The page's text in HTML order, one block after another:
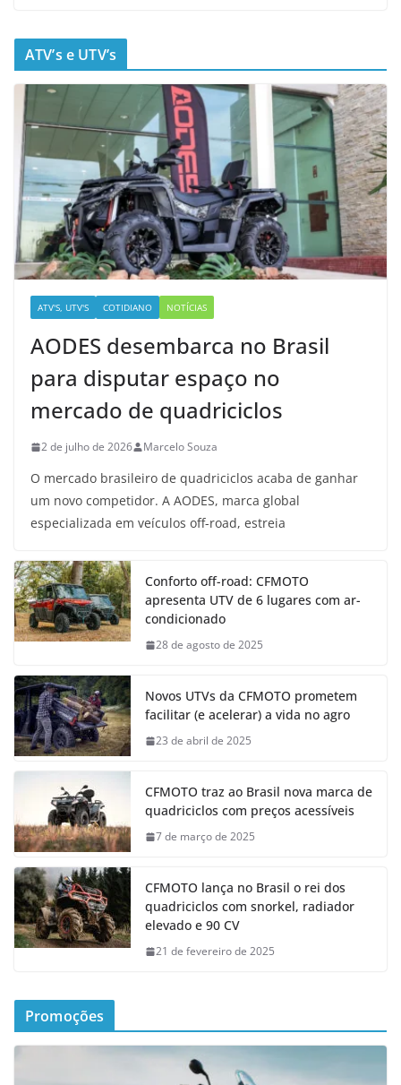
ATV’s e UTV’s
ATV'S, UTV'S COTIDIANO NOTÍCIAS
AODES desembarca no Brasil
para disputar espaço no
mercado de quadriciclos
2 de julho de 2026 Marcelo Souza
O mercado brasileiro de quadriciclos acaba de ganhar
um novo competidor. A AODES, marca global
especializada em veículos off-road, estreia
Conforto off-road: CFMOTO
apresenta UTV de 6 lugares com ar-
condicionado
28 de agosto de 2025
Novos UTVs da CFMOTO prometem
facilitar (e acelerar) a vida no agro
23 de abril de 2025
CFMOTO traz ao Brasil nova marca de
quadriciclos com preços acessíveis
7 de março de 2025
CFMOTO lança no Brasil o rei dos
quadriciclos com snorkel, radiador
elevado e 90 CV
21 de fevereiro de 2025
Promoções